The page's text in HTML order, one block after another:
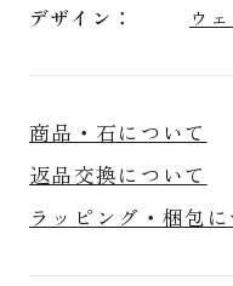
デザイン
ウ
商品・石について
返品交換について
ラッピング・梱包に